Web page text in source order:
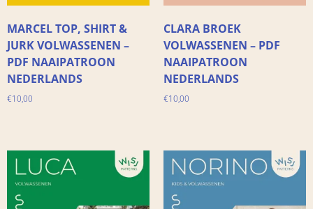
MARCEL TOP, SHIRT &
JURK VOLWASSENEN –
PDF NAAIPATROON
NEDERLANDS
€10,00
CLARA BROEK
VOLWASSENEN – PDF
NAAIPATROON
NEDERLANDS
€10,00